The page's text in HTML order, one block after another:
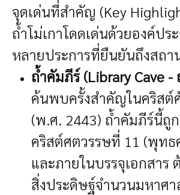
จุดเด่นที่สำคัญ (Key
ถ้ำโม่เกาโดดเด่นด้วยองค์ป
หลายประการที่ยืนยันถึงสถา
ถ้ำคัมภีร์ (Library Cave -
ค้นพบครั้งสำคัญในคริสต์
(พ.ศ. 2443) ถ้ำคัมภีร์นี้ถู
คริสต์ศตวรรษที่ 11 (พุทธ
และภายในบรรจุเอกสาร
สิ่งประดิษฐ์จำนวนมหาศา